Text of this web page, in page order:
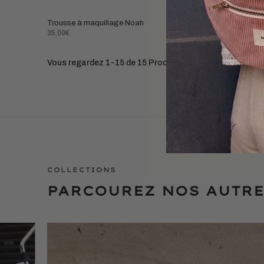
Trousse à maquillage Noah
Prix
35,00€
Trousse à
Prix
normal
35,00€
Vous regardez 1-15 de 15 Produits
COLLECTIONS
PARCOUREZ NOS